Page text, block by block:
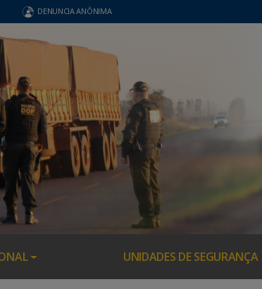
DENUNCIA ANÔNIMA
UNIDADES DE SEGURANÇA